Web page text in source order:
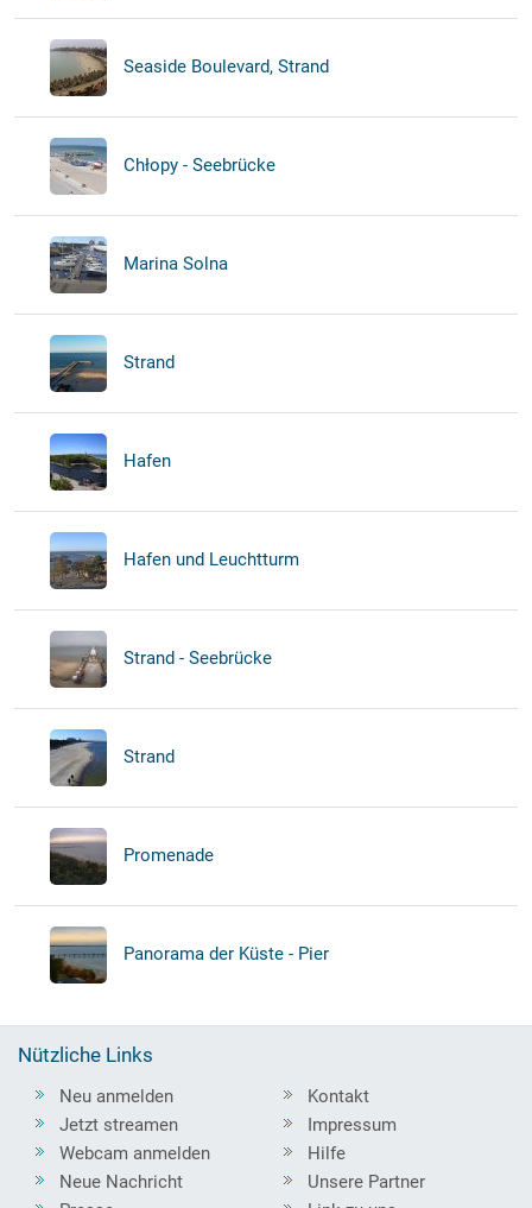
Seaside Boulevard, Strand
Chłopy - Seebrücke
Marina Solna
Strand
Hafen
Hafen und Leuchtturm
Strand - Seebrücke
Strand
Promenade
Panorama der Küste - Pier
Nützliche Links
Neu anmelden
Jetzt streamen
Webcam anmelden
Neue Nachricht
Kontakt
Impressum
Hilfe
Unsere Partner